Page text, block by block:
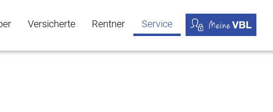
Versicherte Rentner Service